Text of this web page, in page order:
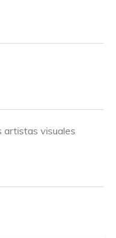
artistas visuales